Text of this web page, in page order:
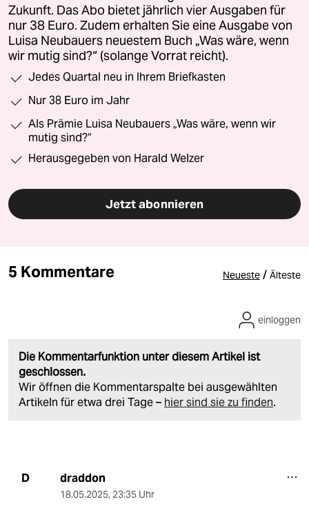
Zukunft. Das Abo bietet jährlich vier Ausgaben für
nur 38 Euro. Zudem erhalten Sie eine Ausgabe von
Luisa Neubauers neuestem Buch „Was wäre, wenn
wir mutig sind?“ (solange Vorrat reicht).
Jedes Quartal neu in Ihrem Briefkasten
Nur 38 Euro im Jahr
Als Prämie Luisa Neubauers „Was wäre, wenn wir
mutig sind?“
Herausgegeben von Harald Welzer
Jetzt abonnieren
5 Kommentare Neueste / Älteste
Die Kommentarfunktion unter diesem Artikel ist
geschlossen.
Wir öffnen die Kommentarspalte bei ausgewählten
Artikeln für etwa drei Tage – hier sind sie zu finden.
einloggen
D draddon
18.05.2025, 23:35 Uhr